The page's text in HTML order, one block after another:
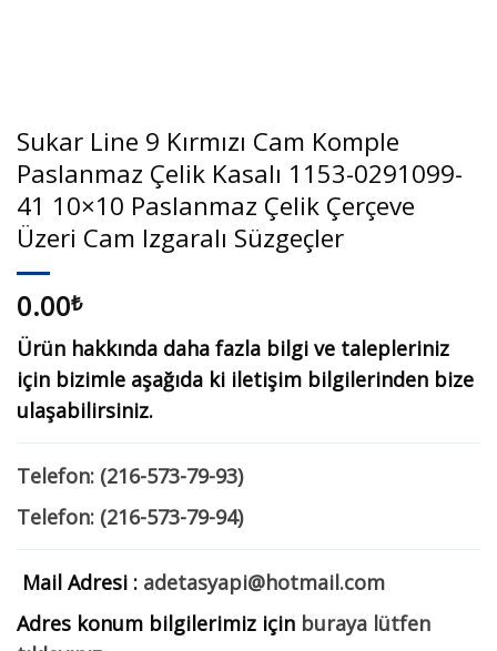
Sukar Line 9 Kırmızı Cam Komple
Paslanmaz Çelik Kasalı 1153-0291099-
41 10×10 Paslanmaz Çelik Çerçeve
Üzeri Cam Izgaralı Süzgeçler
0.00₺
Ürün hakkında daha fazla bilgi ve talepleriniz
için bizimle aşağıda ki iletişim bilgilerinden bize
ulaşabilirsiniz.
Telefon: (216-573-79-93)
Telefon: (216-573-79-94)
Mail Adresi : adetasyapi@hotmail.com
Adres konum bilgilerimiz için buraya lütfen